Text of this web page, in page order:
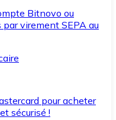
Bitnovo ou
virement SEPA au
pour acheter
sécurisé !